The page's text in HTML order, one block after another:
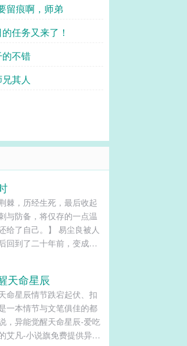
留痕啊，师弟
任务又来了！
不错
其人
棘，历经生死，最后收起
与防备，将仅存的一点温
给了自己。】 易尘良被人
回到了二十年前，变成了
热的午后，阴暗的小巷子
后的易尘良看着地上被打
的自己，叹了口气。 ——
爱你，我来爱你。 我从前
，我回来爱你。 遇见你，
天命星辰
命星辰情节跌宕起伏、扣
一本情节与文笔俱佳的都
，异能觉醒天命星辰-爱吃
艾凡-小说旗免费提供异能